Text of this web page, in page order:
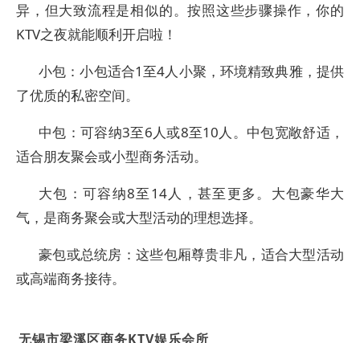
异，但大致流程是相似的。按照这些步骤操作，你的
KTV之夜就能顺利开启啦！
小包：小包适合1至4人小聚，环境精致典雅，提供
了优质的私密空间。
中包：可容纳3至6人或8至10人。中包宽敞舒适，
适合朋友聚会或小型商务活动。
大包：可容纳8至14人，甚至更多。大包豪华大
气，是商务聚会或大型活动的理想选择。
豪包或总统房：这些包厢尊贵非凡，适合大型活动
或高端商务接待。
无锡市梁溪区商务KTV娱乐会所